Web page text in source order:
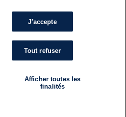
J'accepte
Tout refuser
Afficher toutes les
finalités